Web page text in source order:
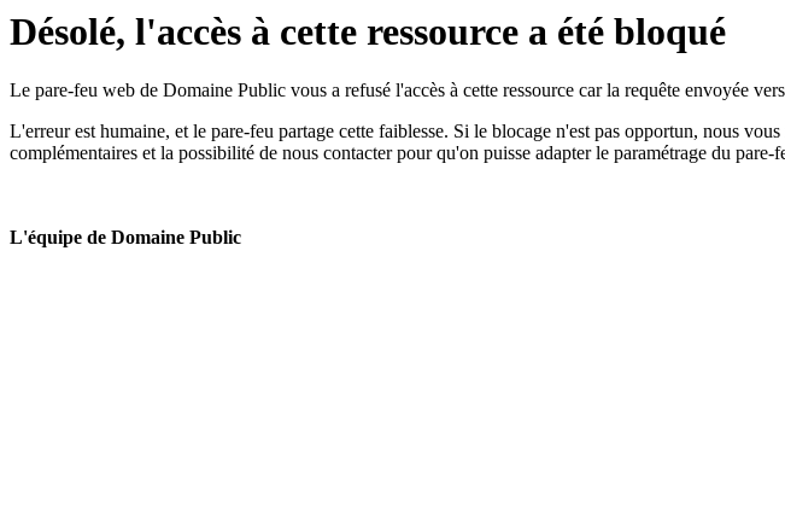
Désolé, l'accès à cette ressource a été bloqué
Le pare-feu web de Domaine Public vous a refusé l'accès à cette ressource car la requête envoyée
L'erreur est humaine, et le pare-feu partage cette faiblesse. Si le blocage n'est pas opportun, nous
complémentaires et la possibilité de nous contacter pour qu'on puisse adapter le paramétrage du pare-
L'équipe de Domaine Public